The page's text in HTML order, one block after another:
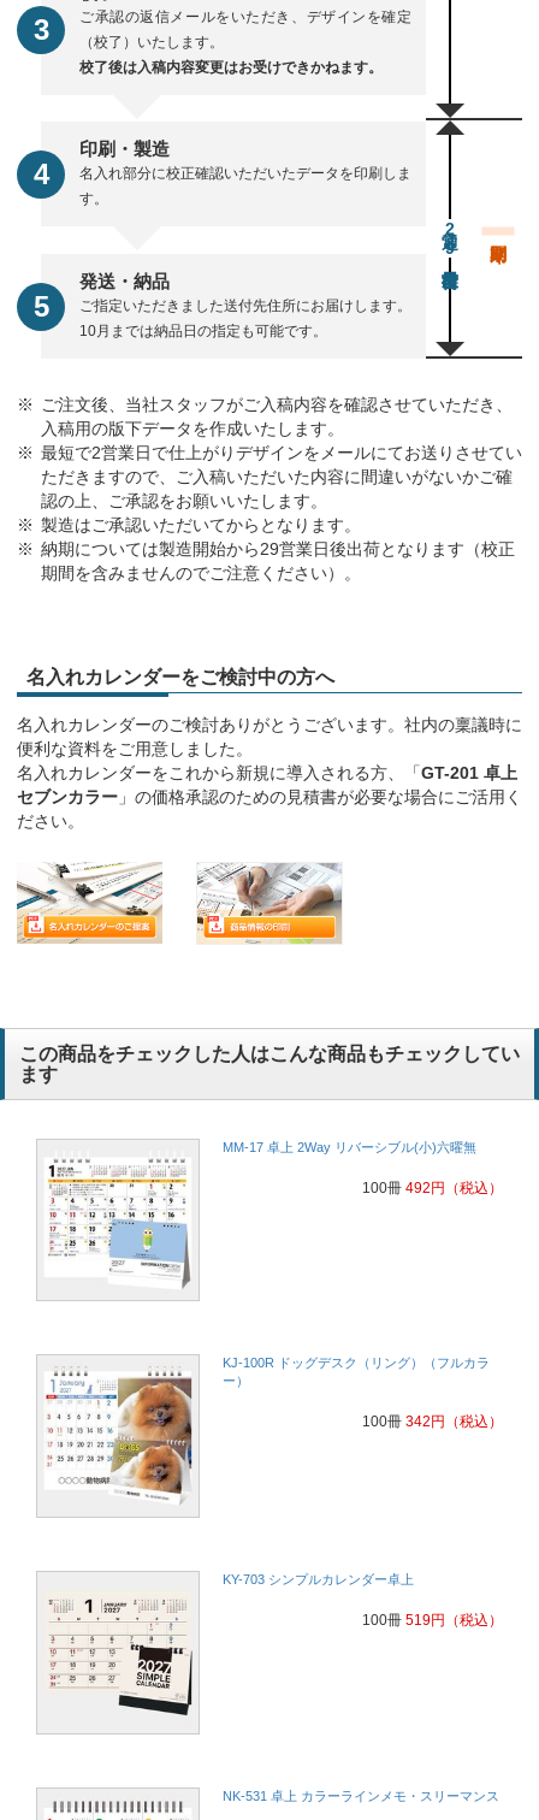
ご承認の返信メールをいただき、デザインを確定
（校了）いたします。
校了後は入稿内容変更はお受けできかねます。
印刷・製造
名入れ部分に校正確認いただいたデータを印刷しま
す。
発送・納品
ご指定いただきました送付先住所にお届けします。
10月までは納品日の指定も可能です。
通常29営業日後出荷
ご注文後、当社スタッフがご入稿内容を確認させていただき、
入稿用の版下データを作成いたします。
最短で2営業日で仕上がりデザインをメールにてお送りさせてい
ただきますので、ご入稿いただいた内容に間違いがないかご確
認の上、ご承認をお願いいたします。
製造はご承認いただいてからとなります。
納期については製造開始から29営業日後出荷となります（校正
期間を含みませんのでご注意ください）。
名入れカレンダーをご検討中の方へ
名入れカレンダーのご検討ありがとうございます。社内の稟議時に
便利な資料をご用意しました。
名入れカレンダーをこれから新規に導入される方、「GT-201 卓上
セブンカラー 」の価格承認のための見積書が必要な場合にご活用く
ださい。
この商品をチェックした人はこんな商品もチェックしてい
ます
MM-17 卓上 2Way リバーシブル(小)六曜無
100冊 492円 （税込）
KJ-100R ドッグデスク（リング）（フルカラ
ー）
100冊 342 円 （税込）
KY-703 シンプルカレンダー卓上
100冊 519円 （税込）
NK-531 卓上 カラーラインメモ・スリーマンス